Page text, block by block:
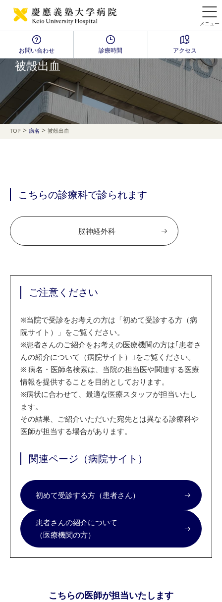
メニュー
お問い合わせ 診療時間 アクセス
Disease Name Search
被殻出血
TOP > 病名 > 被殻出血
こちらの診療科で診られます
脳神経外科
ご注意ください
※当院で受診をお考えの方は「初めて受診する方（病
院サイト）」をご覧ください。
※患者さんのご紹介をお考えの医療機関の方は｢患者さ
んの紹介について（病院サイト）｣をご覧ください。
※ 病名・医師名検索は、当院の担当医や関連する医療
情報を提供することを目的としております。
※病状に合わせて、最適な医療スタッフが担当いたし
ます。
その結果、ご紹介いただいた宛先とは異なる診療科や
医師が担当する場合があります。
関連ページ（病院サイト）
初めて受診する方（患者さん）
患者さんの紹介について
（医療機関の方）
こちらの医師が担当いたします